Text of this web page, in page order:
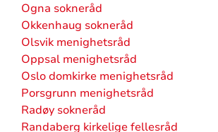
Ogna sokneråd
Okkenhaug sokneråd
Olsvik menighetsråd
Oppsal menighetsråd
Oslo domkirke menighetsråd
Porsgrunn menighetsråd
Radøy sokneråd
Randaberg kirkelige fellesråd